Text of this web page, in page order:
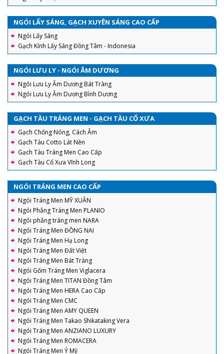
NGÓI LẤY SÁNG, GẠCH XUYÊN SÁNG CAO CẤP
Ngói Lấy Sáng
Gạch Kính Lấy Sáng Đồng Tâm - Indonesia
NGÓI LƯU LY - NGÓI ÂM DƯƠNG
Ngói Lưu Ly Âm Dương Bát Tràng
Ngói Lưu Ly Âm Dương Bình Dương
GẠCH TÀU TRÁNG MEN - GẠCH TÀU CỔ XƯA
Gạch Chống Nóng, Cách Âm
Gạch Tàu Cotto Lát Nền
Gạch Tàu Tráng Men Cao Cấp
Gạch Tàu Cổ Xưa Vĩnh Long
NGÓI TRÁNG MEN CAO CẤP
Ngói Tráng Men MỸ XUÂN
Ngói Phẳng Tráng Men PLANIO
Ngói phẳng tráng men NARA
Ngói Tráng Men ĐỒNG NAI
Ngói Tráng Men Hạ Long
Ngói Tráng Men Đất Việt
Ngói Tráng Men Bát Tràng
Ngói Gốm Tráng Men Viglacera
Ngói Tráng Men TITAN Đồng Tâm
Ngói Tráng Men HERA Cao Cấp
Ngói Tráng Men CMC
Ngói Tráng Men AMY QUEEN
Ngói Tráng Men Takao Shikataking Vera
Ngói Tráng Men ANZIANO LUXURY
Ngói Tráng Men ROMACERA
Ngói Tráng Men Ý Mỹ